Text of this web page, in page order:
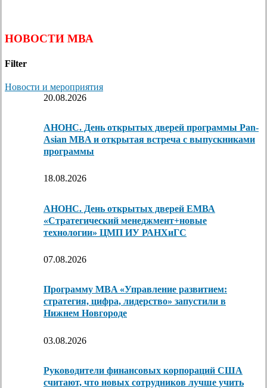
НОВОСТИ МВА
Filter
Новости и мероприятия
20.08.2026
АНОНС. День открытых дверей программы Pan-
Asian MBA и открытая встреча с выпускниками
программы
18.08.2026
АНОНС. День открытых дверей ЕМВА
«Стратегический менеджмент+новые
технологии» ЦМП ИУ РАНХиГС
07.08.2026
Программу MBA «Управление развитием:
стратегия, цифра, лидерство» запустили в
Нижнем Новгороде
03.08.2026
Руководители финансовых корпораций США
считают, что новых сотрудников лучше учить